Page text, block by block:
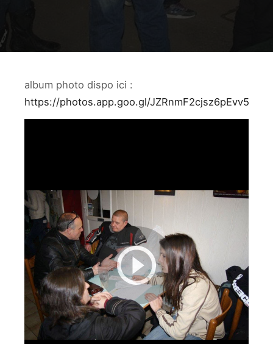
album photo dispo ici :
https://photos.app.goo.gl/JZRnmF2cjsz6pEvv5